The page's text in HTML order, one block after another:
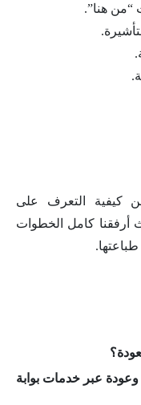
“من هنا”.
كيفية التعرف على
أرفقنا كامل الخطوات
عبر خدمات بوابة